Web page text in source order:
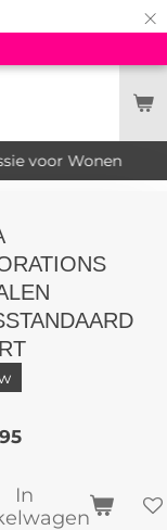
×
voor Wonen
In